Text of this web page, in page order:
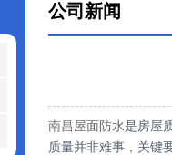
公司新闻
南昌屋面防水是房屋
质量并非难事，关键